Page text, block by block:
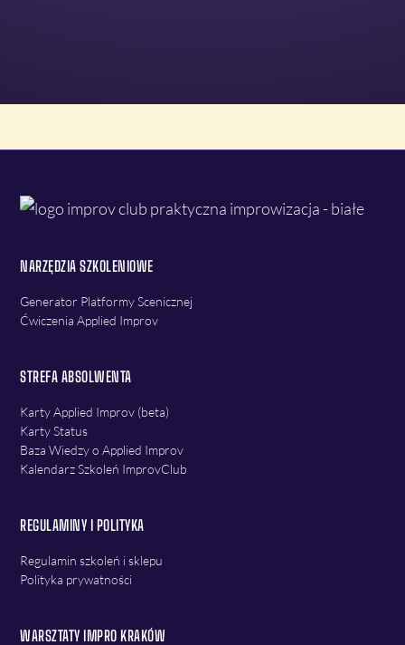
NARZĘDZIA SZKOLENIOWE
Generator Platformy Scenicznej
Ćwiczenia Applied Improv
STREFA ABSOLWENTA
Karty Applied Improv (beta)
Karty Status
Baza Wiedzy o Applied Improv
Kalendarz Szkoleń ImprovClub
REGULAMINY I POLITYKA
Regulamin szkoleń i sklepu
Polityka prywatności
WARSZTATY IMPRO KRAKÓW